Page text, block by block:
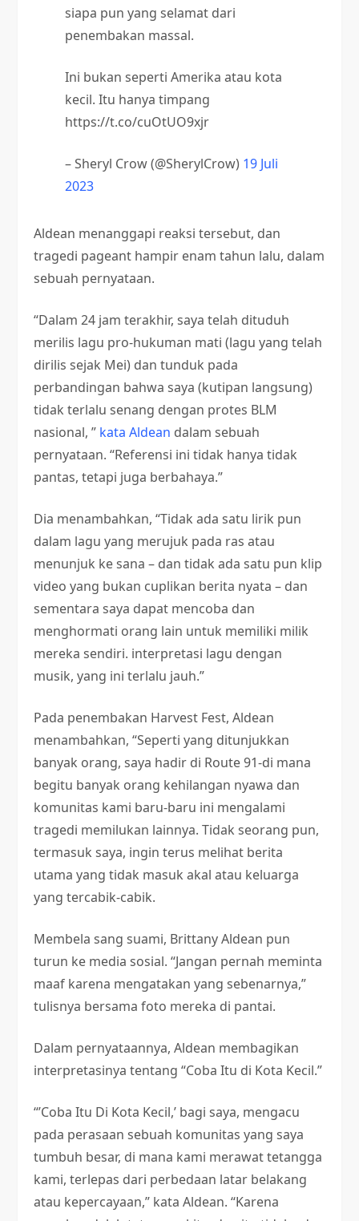
siapa pun yang selamat dari
penembakan massal.
Ini bukan seperti Amerika atau kota
kecil. Itu hanya timpang
https://t.co/cuOtUO9xjr
– Sheryl Crow (@SherylCrow) 19 Juli
2023
Aldean menanggapi reaksi tersebut, dan
tragedi pageant hampir enam tahun lalu, dalam
sebuah pernyataan.
“Dalam 24 jam terakhir, saya telah dituduh
merilis lagu pro-hukuman mati (lagu yang telah
dirilis sejak Mei) dan tunduk pada
perbandingan bahwa saya (kutipan langsung)
tidak terlalu senang dengan protes BLM
nasional, ” kata Aldean dalam sebuah
pernyataan. “Referensi ini tidak hanya tidak
pantas, tetapi juga berbahaya.”
Dia menambahkan, “Tidak ada satu lirik pun
dalam lagu yang merujuk pada ras atau
menunjuk ke sana – dan tidak ada satu pun klip
video yang bukan cuplikan berita nyata – dan
sementara saya dapat mencoba dan
menghormati orang lain untuk memiliki milik
mereka sendiri. interpretasi lagu dengan
musik, yang ini terlalu jauh.”
Pada penembakan Harvest Fest, Aldean
menambahkan, “Seperti yang ditunjukkan
banyak orang, saya hadir di Route 91-di mana
begitu banyak orang kehilangan nyawa dan
komunitas kami baru-baru ini mengalami
tragedi memilukan lainnya. Tidak seorang pun,
termasuk saya, ingin terus melihat berita
utama yang tidak masuk akal atau keluarga
yang tercabik-cabik.
Membela sang suami, Brittany Aldean pun
turun ke media sosial. “Jangan pernah meminta
maaf karena mengatakan yang sebenarnya,”
tulisnya bersama foto mereka di pantai.
Dalam pernyataannya, Aldean membagikan
interpretasinya tentang “Coba Itu di Kota Kecil.”
“’Coba Itu Di Kota Kecil,’ bagi saya, mengacu
pada perasaan sebuah komunitas yang saya
tumbuh besar, di mana kami merawat tetangga
kami, terlepas dari perbedaan latar belakang
atau kepercayaan,” kata Aldean. “Karena